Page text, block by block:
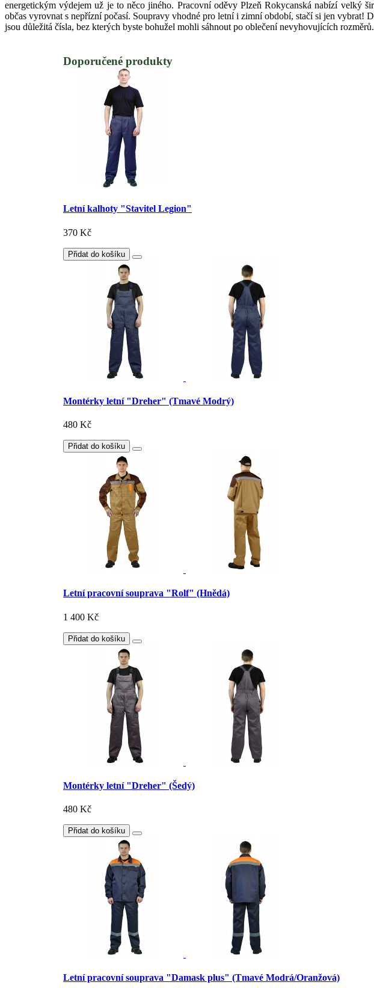
energetickým výdejem už je to něco jiného. Pracovní oděvy Plzeň Rokycanská nabízí velký
občas vyrovnat s nepřízní počasí. Soupravy vhodné pro letní i zimní období, stačí si jen vybrat!
jsou důležitá čísla, bez kterých byste bohužel mohli sáhnout po oblečení nevyhovujících
Doporučené produkty
Letní kalhoty "Stavitel Legion"
370 Kč
Přidat do košíku
Montérky letní "Dreher" (Tmavé Modrý)
480 Kč
Přidat do košíku
Letní pracovní souprava "Rolf" (Hnědá)
1 400 Kč
Přidat do košíku
Montérky letní "Dreher" (Šedý)
480 Kč
Přidat do košíku
Letní pracovní souprava "Damask plus" (Tmavé Modrá/Oranžová)